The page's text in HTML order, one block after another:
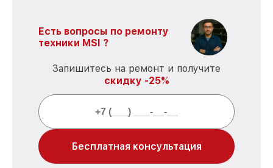
Есть вопросы по ремонту
техники MSI ?
Запишитесь на ремонт и получите
скидку -25%
Бесплатная консультация